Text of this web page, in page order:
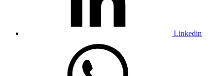
Linkedin